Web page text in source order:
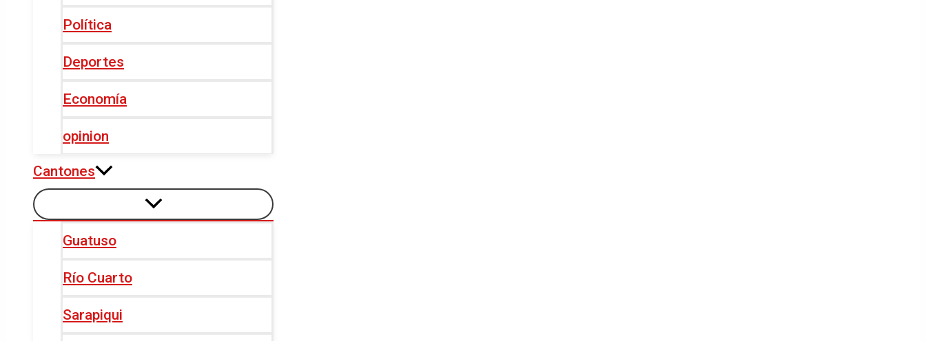
Política
Deportes
Economía
opinion
Cantones
Guatuso
Río Cuarto
Sarapiqui